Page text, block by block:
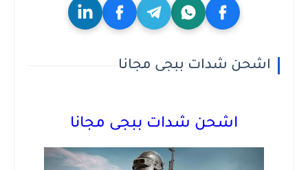
اشحن شدات ببجى مجانا
اشحن شدات ببجى مجانا